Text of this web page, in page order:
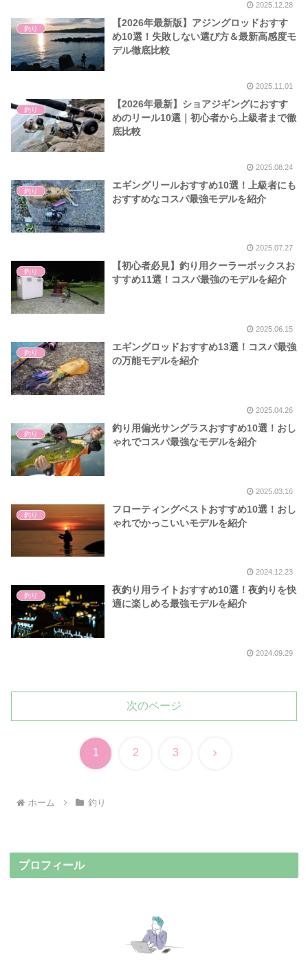
2025.12.28
釣り
【2026年最新版】アジングロッドおすす
め10選！失敗しない選び方＆最新高感度モ
デル徹底比較
2025.11.01
釣り
【2026年最新】ショアジギングにおすす
めのリール10選｜初心者から上級者まで徹
底比較
2025.08.24
釣り
エギングリールおすすめ10選！上級者にも
おすすめなコスパ最強モデルを紹介
2025.07.27
釣り
【初心者必見】釣り用クーラーボックスお
すすめ11選！コスパ最強のモデルを紹介
2025.06.15
釣り
エギングロッドおすすめ13選！コスパ最強
の万能モデルを紹介
2025.04.26
釣り
釣り用偏光サングラスおすすめ10選！おし
ゃれでコスパ最強なモデルを紹介
2025.03.16
釣り
フローティングベストおすすめ10選！おし
ゃれでかっこいいモデルを紹介
2024.12.23
釣り
夜釣り用ライトおすすめ10選！夜釣りを快
適に楽しめる最強モデルを紹介
2024.09.29
次のページ
1 2 3 次
ホーム 釣り
プロフィール